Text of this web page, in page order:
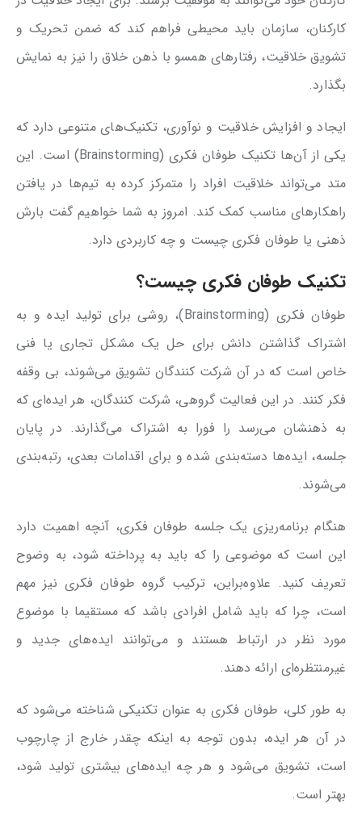
کارکنان، سازمان باید محیطی فراهم کند که ضمن تحریک و
تشویق خلاقیت، رفتارهای همسو با ذهن خلاق را نیز به نمایش
بگذارد.
ایجاد و افزایش خلاقیت و نوآوری، تکنیک‌های متنوعی دارد که
یکی از آن‌ها تکنیک طوفان فکری (Brainstorming) است. این
متد می‌تواند خلاقیت افراد را متمرکز کرده به تیم‌ها در یافتن
راهکارهای مناسب کمک کند. امروز به شما خواهیم گفت بارش
ذهنی یا طوفان فکری چیست و چه کاربردی دارد.
تکنیک طوفان فکری چیست؟
طوفان فکری (Brainstorming)، روشی برای تولید ایده و به
اشتراک گذاشتن دانش برای حل یک مشکل تجاری یا فنی
خاص است که در آن شرکت کنندگان تشویق می‌شوند، بی وقفه
فکر کنند. در این فعالیت گروهی، شرکت کنندگان، هر ایده‌ای که
به ذهنشان می‌رسد را فورا به اشتراک می‌گذارند. در پایان
جلسه، ایده‌ها دسته‌بندی شده و برای اقدامات بعدی، رتبه‌بندی
می‌شوند.
هنگام برنامه‌ریزی یک جلسه طوفان فکری، آنچه اهمیت دارد
این است که موضوعی را که باید به پرداخته شود، به وضوح
تعریف کنید. علاوه‌براین، ترکیب گروه طوفان فکری نیز مهم
است، چرا که باید شامل افرادی باشد که مستقیما با موضوع
مورد نظر در ارتباط هستند و می‌توانند ایده‌های جدید و
غیرمنتظره‌ای ارائه دهند.
به طور کلی، طوفان فکری به عنوان تکنیکی شناخته می‌شود که
در آن هر ایده، بدون توجه به اینکه چقدر خارج از چارچوب
است، تشویق می‌شود و هر چه ایده‌های بیشتری تولید شود،
بهتر است.